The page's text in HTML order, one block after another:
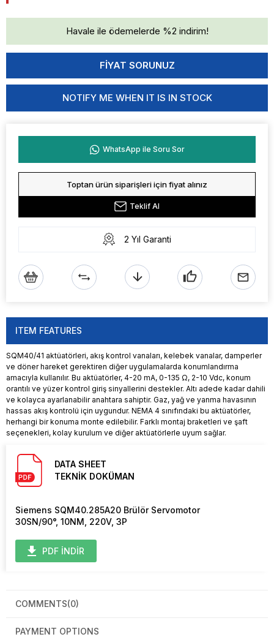
Havale ile ödemelerde %2 indirim!
NOTIFY ME WHEN IT IS IN STOCK
WhatsApp ile Soru Sor
Toptan ürün siparişleri için fiyat alınız
Teklif Al
2 Yıl Garanti
ITEM FEATURES
SQM40/41 aktüatörleri, akış kontrol vanaları, kelebek vanalar, damperler
ve döner hareket gerektiren diğer uygulamalarda konumlandırma
amacıyla kullanılır. Bu aktüatörler, 4-20 mA, 0-135 Ω, 2-10 Vdc, konum
orantılı ve yüzer kontrol giriş sinyallerini destekler. Altı adede kadar dahili
ve kolayca ayarlanabilir anahtara sahiptir. Gaz, yağ ve yanma havasının
hassas akış kontrolü için uygundur. NEMA 4 sınıfındaki bu aktüatörler,
herhangi bir konuma monte edilebilir. Farklı montaj braketleri ve şaft
seçenekleri, kolay kurulum ve diğer aktüatörlerle uyum sağlar.
DATA SHEET
TEKNİK DOKÜMAN
Siemens SQM40.285A20 Brülör Servomotor
30SN/90°, 10NM, 220V, 3P
PDF İNDİR
COMMENTS(0)
PAYMENT OPTIONS